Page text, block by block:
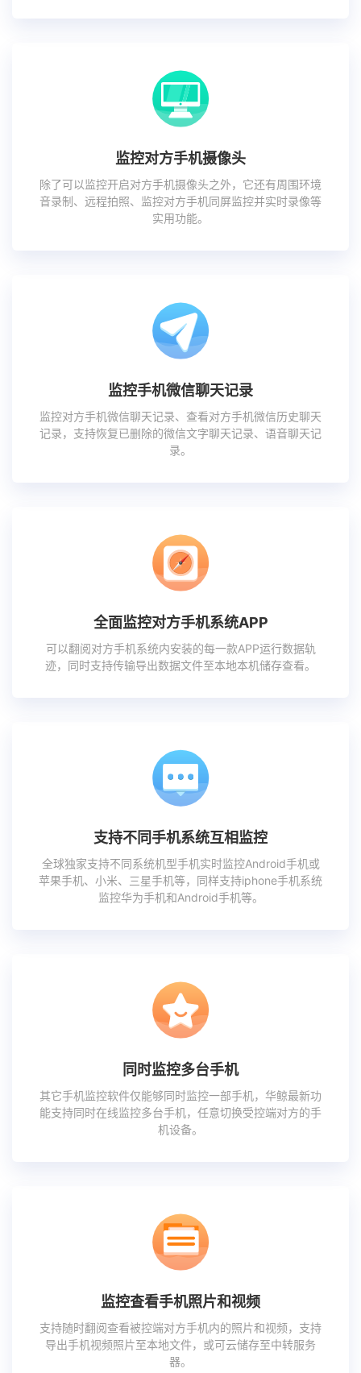
监控对方手机摄像头
除了可以监控开启对方手机摄像头之外，它还有周围环境
音录制、远程拍照、监控对方手机同屏监控并实时录像等
实用功能。
监控手机微信聊天记录
监控对方手机微信聊天记录、查看对方手机微信历史聊天
记录，支持恢复已删除的微信文字聊天记录、语音聊天记
录。
全面监控对方手机系统APP
可以翻阅对方手机系统内安装的每一款APP运行数据轨
迹，同时支持传输导出数据文件至本地本机储存查看。
支持不同手机系统互相监控
全球独家支持不同系统机型手机实时监控Android手机或
苹果手机、小米、三星手机等，同样支持iphone手机系统
监控华为手机和Android手机等。
同时监控多台手机
其它手机监控软件仅能够同时监控一部手机，华鲸最新功
能支持同时在线监控多台手机，任意切换受控端对方的手
机设备。
监控查看手机照片和视频
支持随时翻阅查看被控端对方手机内的照片和视频，支持
导出手机视频照片至本地文件，或可云储存至中转服务
器。